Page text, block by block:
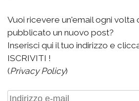
Vuoi ricevere un'email ogni volta
pubblicato un nuovo post?
Inserisci qui il tuo indirizzo e
ISCRIVITI !
(Privacy Policy)
Indirizzo